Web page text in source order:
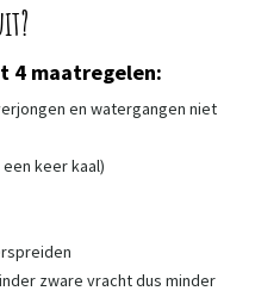
4 maatregelen:
en watergangen niet
keer kaal)
zware vracht dus minder